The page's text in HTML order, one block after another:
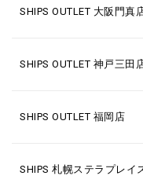
SHIPS OUTLET 大阪門真
SHIPS OUTLET 神戸三田
SHIPS OUTLET 福岡店
SHIPS 札幌ステラプレイ